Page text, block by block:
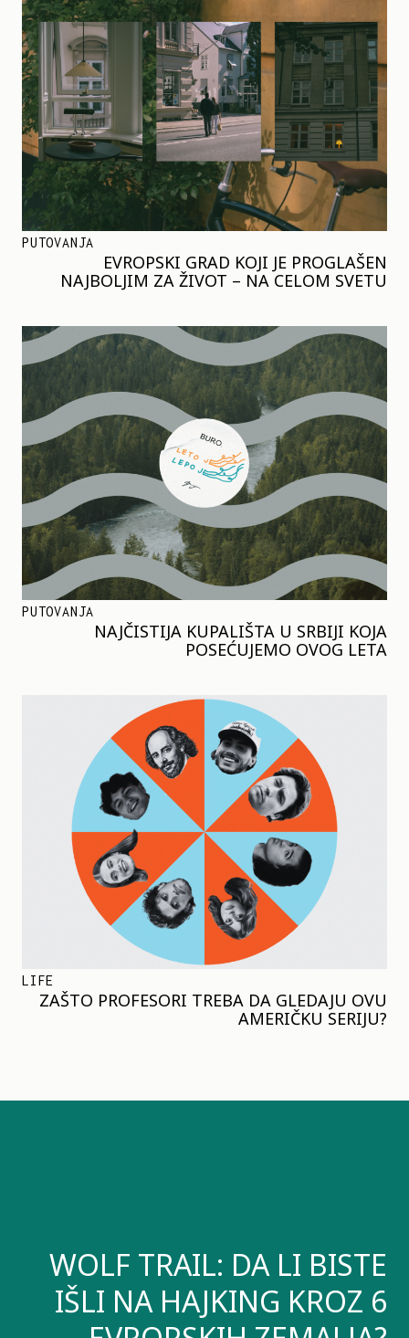
PUTOVANJA
EVROPSKI GRAD KOJI JE PROGLAŠEN
NAJBOLJIM ZA ŽIVOT – NA CELOM SVETU
PUTOVANJA
NAJČISTIJA KUPALIŠTA U SRBIJI KOJA
POSEĆUJEMO OVOG LETA
LIFE
ZAŠTO PROFESORI TREBA DA GLEDAJU OVU
AMERIČKU SERIJU?
WOLF TRAIL: DA LI BISTE
IŠLI NA HAJKING KROZ 6